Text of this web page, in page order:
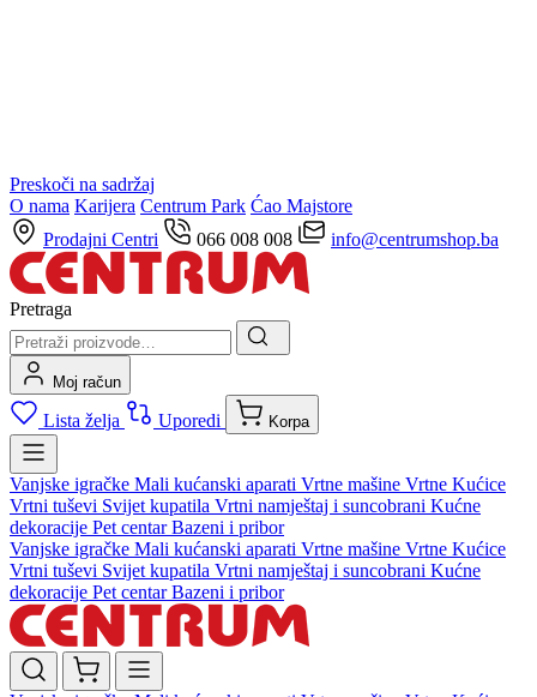
Preskoči na sadržaj
O nama Karijera Centrum Park Ćao Majstore
Prodajni Centri
066 008 008 info@centrumshop.ba
Pretraga
Moj račun
Lista želja Uporedi Korpa
Vanjske igračke Mali kućanski aparati Vrtne mašine Vrtne Kućice
Vrtni tuševi Svijet kupatila Vrtni namještaj i suncobrani Kućne
dekoracije Pet centarBazeni i pribor
Vanjske igračke Mali kućanski aparati Vrtne mašine Vrtne Kućice
Vrtni tuševi Svijet kupatila Vrtni namještaj i suncobrani Kućne
dekoracije Pet centarBazeni i pribor